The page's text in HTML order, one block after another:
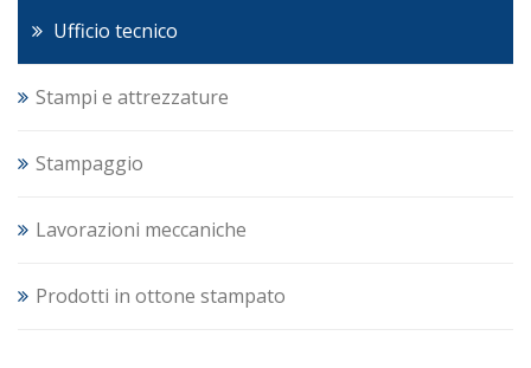
Ufficio tecnico
Stampi e attrezzature
Stampaggio
Lavorazioni meccaniche
Prodotti in ottone stampato